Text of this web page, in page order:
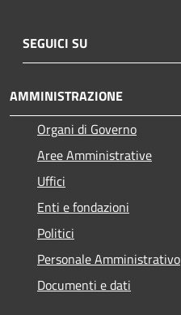
SEGUICI SU
AMMINISTRAZIONE
Organi di Governo
Aree Amministrative
Uffici
Enti e fondazioni
Politici
Personale Amministrativo
Documenti e dati